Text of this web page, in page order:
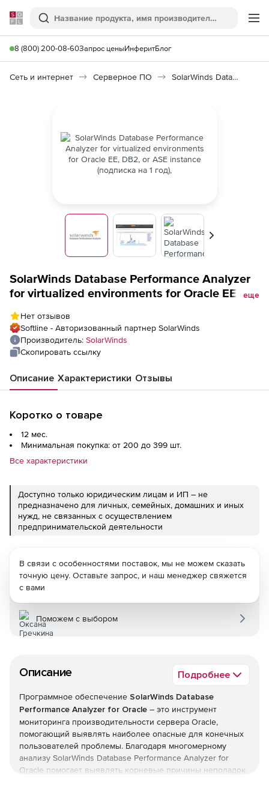
Softline
Поиск
8 (800) 200-08-60Запрос ценыИнферитБлог
Сеть и интернет Серверное ПО SolarWinds Database Performance Analyzer for Oracle 10
Вперед
SolarWinds Database Performance Analyzer
for virtualized environments for Oracle EE,
еще
Нет отзывов
Softline - Авторизованный партнер SolarWinds
Производитель: SolarWinds
Скопировать ссылку
Описание Характеристики Отзывы
Коротко о товаре
12 мес.
Минимальная покупка: от 200 до 399 шт.
Все характеристики
Доступно только юридическим лицам и ИП – не
предназначено для личных, семейных, домашних и иных
нужд, не связанных с осуществлением
предпринимательской деятельности
Описание Подробнее
Программное обеспечение SolarWinds Database
Performance Analyzer for Oracle – это инструмент
мониторинга производительности сервера Oracle,
помогающий выявлять наиболее опасные для конечных
пользователей проблемы. Благодаря многомерному
анализу SolarWinds Database Performance Analyzer for
Oracle помогает выявлять корневые причины неполадок.
В связи с особенностями поставок, мы не можем сказать
точную цену. Оставьте запрос, и наш менеджер свяжется
с вами
Поможем с выбором